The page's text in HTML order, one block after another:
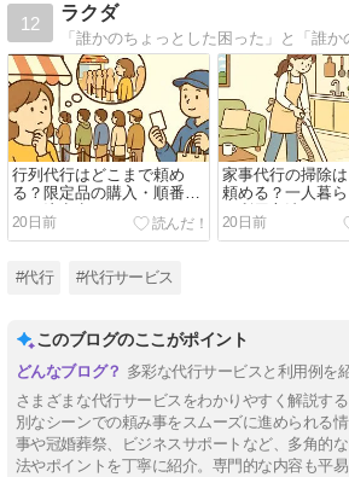
12
ラクダ
行列代行はどこまで頼め
る？限定品の購入・順番取
りと注意点
20日前
家事代行の掃除
頼める？一人暮
と利用方法
20日前
#代行 #代行サービス
このブログのここがポイント
多彩な代行サービスと利用例を
さまざまな代行サービスをわかりやすく解説す
別なシーンでの頼み事をスムーズに進められる
事や冠婚葬祭、ビジネスサポートなど、多角的
法やポイントを丁寧に紹介。専門的な内容も平易